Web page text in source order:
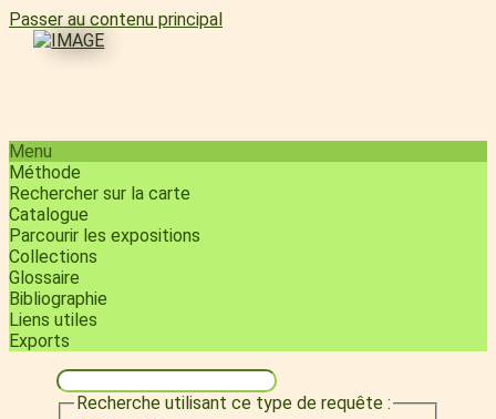
Passer au contenu principal
Menu
Méthode
Rechercher sur la carte
Catalogue
Parcourir les expositions
Collections
Glossaire
Bibliographie
Liens utiles
Exports
Recherche utilisant ce type de requête :